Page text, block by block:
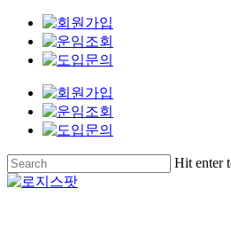
Skip
content
Hit enter
Close